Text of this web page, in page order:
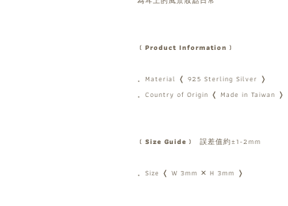
﹝Product Information﹞
。Material ❬ 925 Sterling Silver ❭
。Country of Origin ❬ Made in Taiwan ❭
﹝Size Guide﹞ 誤差值約±1-2mm
。Size ❬ W 3mm ✕ H 3mm ❭